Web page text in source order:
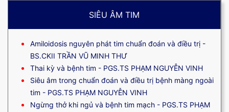
SIÊU ÂM TIM
Amiloidosis nguyên phát tim chuẩn đoán và điều trị -
BS.CKII TRẦN VŨ MINH THƯ
Thai kỳ và bệnh tim - PGS.TS PHẠM NGUYỄN VINH
Siêu âm trong chuẩn đoán và điều trị bệnh màng ngoài
tim - PGS.TS PHẠM NGUYỄN VINH
Ngừng thở khi ngủ và bệnh tim mạch - PGS.TS PHẠM